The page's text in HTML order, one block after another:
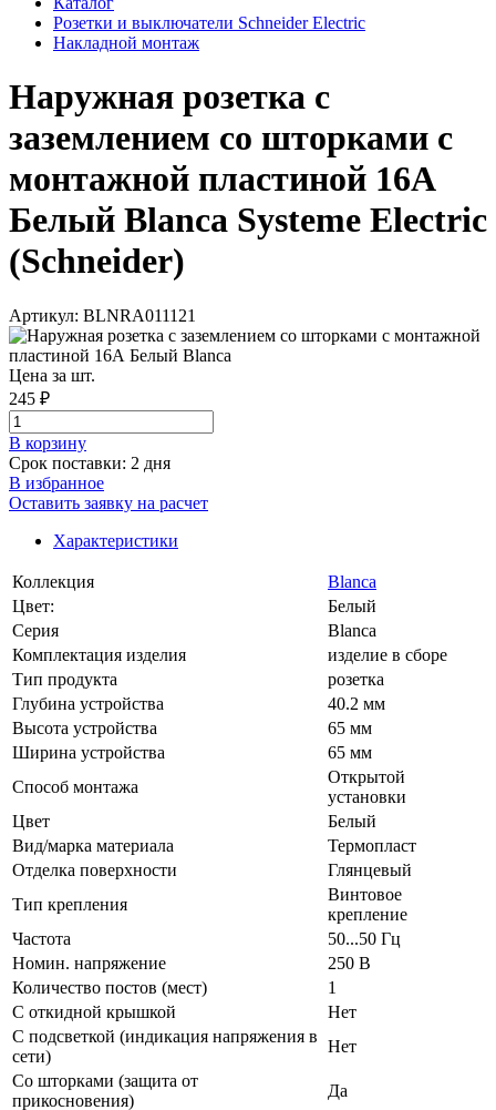
Розетки и выключатели Schneider Electric
Накладной монтаж
Наружная розетка с
заземлением со шторками с
монтажной пластиной 16А
Белый Blanca Systeme Electric
(Schneider)
Артикул: BLNRA011121
Цена за шт.
245 ₽
В корзинy
Срок поставки: 2 дня
В избранное
Оставить заявку на расчет
Характеристики
Коллекция
Blanca
Цвет:
Белый
Серия
Blanca
Комплектация изделия
изделие в сборе
Тип продукта
розетка
Глубина устройства
40.2 мм
Высота устройства
65 мм
Ширина устройства
65 мм
Способ монтажа
Открытой
установки
Цвет
Белый
Вид/марка материала
Термопласт
Отделка поверхности
Глянцевый
Тип крепления
Винтовое
крепление
Частота
50...50 Гц
Номин. напряжение
250 В
Количество постов (мест)
1
С откидной крышкой
Нет
С подсветкой (индикация напряжения в
сети)
Нет
Со шторками (защита от
прикосновения)
Да